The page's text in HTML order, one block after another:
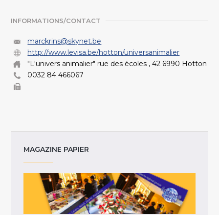
INFORMATIONS/CONTACT
marckrins@skynet.be
http://www.levisa.be/hotton/universanimalier
"L'univers animalier" rue des écoles , 42 6990 Hotton
0032 84 466067
MAGAZINE PAPIER